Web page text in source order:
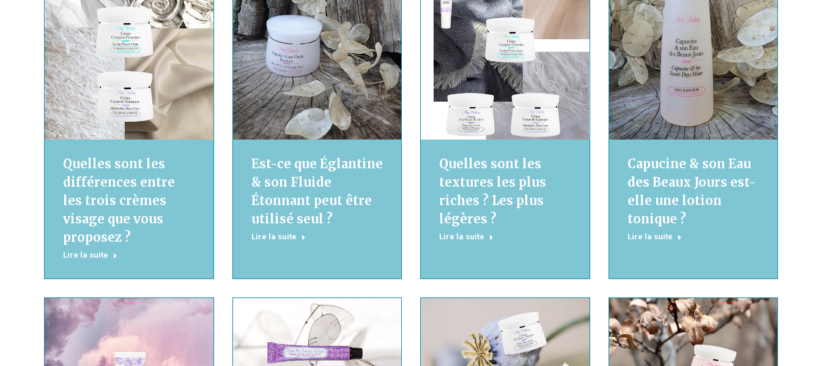
Quelles sont les
différences entre
les trois crèmes
visage que vous
proposez ?
Lire la suite
Est-ce que Églantine
& son Fluide
Étonnant peut être
utilisé seul ?
Lire la suite
Quelles sont les
textures les plus
riches ? Les plus
légères ?
Lire la suite
Capucine & son Eau
des Beaux Jours est-
elle une lotion
tonique ?
Lire la suite